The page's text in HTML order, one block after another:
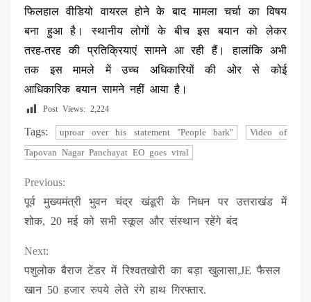
फिलहाल वीडियो वायरल होने के बाद मामला चर्चा का विषय
बना हुआ है। स्थानीय लोगों के बीच इस बयान को लेकर
तरह-तरह की प्रतिक्रियाएं सामने आ रही हैं। हालांकि अभी
तक इस मामले में उच्च अधिकारियों की ओर से कोई
आधिकारिक बयान सामने नहीं आया है।
Post Views: 2,224
Tags: uproar over his statement "People bark"
Video of
Tapovan Nagar Panchayat EO goes viral
Continue
Reading
Previous:
पूर्व मुख्यमंत्री भुवन चंद्र खंडूरी के निधन पर उत्तराखंड में
शोक, 20 मई को सभी स्कूल और संस्थान रहेंगे बंद
Next:
पशुलोक बैराज टेंडर में रिश्वतखोरी का बड़ा खुलासा,JE फैसल
खान 50 हजार रुपये लेते रंगे हाथ गिरफ्तार.